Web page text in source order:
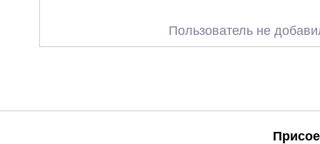
Пользователь не